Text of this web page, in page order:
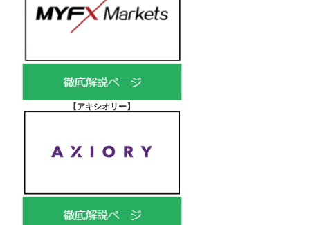
【アキシオリー】